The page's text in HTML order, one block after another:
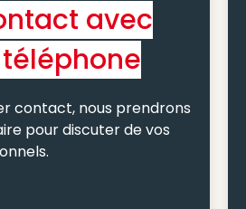
avec
contact, nous prendrons
pour discuter de vos